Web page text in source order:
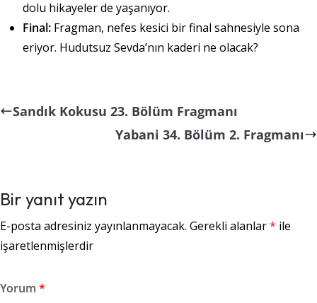
dolu hikayeler de yaşanıyor.
Final: Fragman, nefes kesici bir final sahnesiyle sona
eriyor. Hudutsuz Sevda’nın kaderi ne olacak?
Sandık Kokusu 23. Bölüm Fragmanı
Yabani 34. Bölüm 2. Fragmanı
Bir yanıt yazın
E-posta adresiniz yayınlanmayacak. Gerekli alanlar* ile
işaretlenmişlerdir
Yorum *